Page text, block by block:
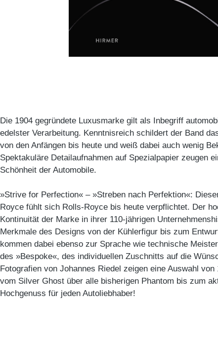
Die 1904 gegründete Luxusmarke gilt als Inbegriff
edelster Verarbeitung. Kenntnisreich schildert der Band
von den Anfängen bis heute und weiß dabei auch wenig
Spektakuläre Detailaufnahmen auf Spezialpapier zeugen
Schönheit der Automobile.
»Strive for Perfection« – »Streben nach Perfektion«:
Royce fühlt sich Rolls-Royce bis heute verpflichtet. Der
Kontinuität der Marke in ihrer 110-jährigen
Merkmale des Designs von der Kühlerfigur bis zum
kommen dabei ebenso zur Sprache wie technische
des »Bespoke«, des individuellen Zuschnitts auf die
Fotografien von Johannes Riedel zeigen eine Auswahl von
vom Silver Ghost über alle bisherigen Phantom bis zum
Hochgenuss für jeden Autoliebhaber!